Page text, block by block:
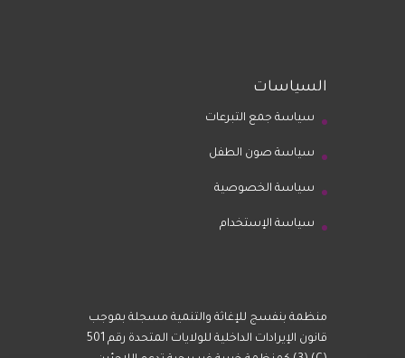
السياسات
سياسة جمع التبرعات
سياسة صون الطفل
سياسة الخصوصية
سياسة الإستخدام
منظمة بنفسج للإغاثة والتنمية مسجلة بموجب
قانون الإيرادات الداخلية للولايات المتحدة رقم 501